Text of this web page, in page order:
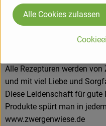
Rolle beim Einkauf der
Kurze Wege, zuverlässige
Lieferanten spielen bei der
Alle Rezepturen werden
und mit viel Liebe und
Diese Leidenschaft für
Produkte spürt man in
www.zwergenwiese.de
Alle Cookies zulassen